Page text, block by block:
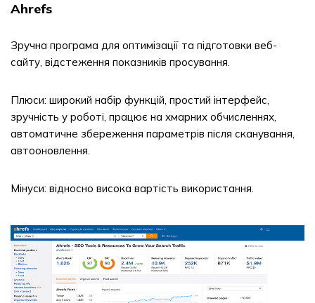
Ahrefs
Зручна програма для оптимізації та підготовки веб-
сайту, відстеження показників просування.
Плюси: широкий набір функцій, простий інтерфейс,
зручність у роботі, працює на хмарних обчисленнях,
автоматичне збереження параметрів після сканування,
автооновлення.
Мінуси: відносно висока вартість використання.